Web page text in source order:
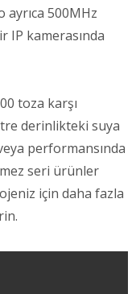
ayrıca 500MHz
IP kamerasında
toza karşı
derinlikteki suya
performansında
seri ürünler
için daha fazla